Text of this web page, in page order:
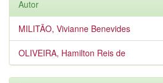
Autor
MILITÃO, Vivianne Benevides
OLIVEIRA, Hamilton Reis de